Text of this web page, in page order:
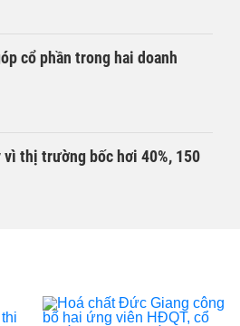
cổ phần trong hai doanh
thị trường bốc hơi 40%, 150
tăng 64%, không vay một